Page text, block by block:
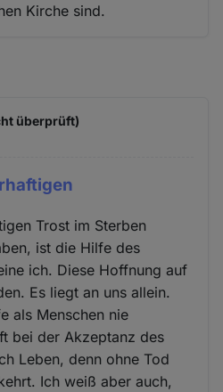
Kirche sind.
überprüft)
Trost im Sterben
ist die Hilfe des
ich. Diese Hoffnung auf
Es liegt an uns allein.
als Menschen nie
bei der Akzeptanz des
Leben, denn ohne Tod
Ich weiß aber auch,